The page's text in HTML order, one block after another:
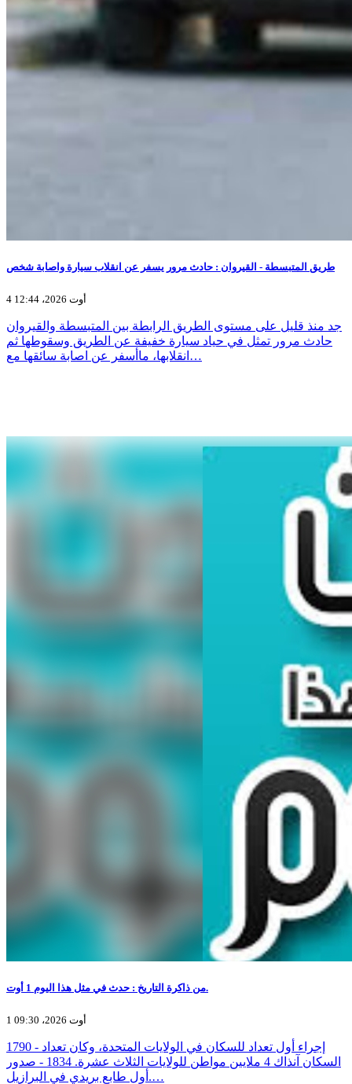
طريق المتبسطة - القيروان : حادث مرور يسفر عن انقلاب سيارة واصابة شخص
4 أوت 2026، 12:44
جد منذ قليل على مستوى الطريق الرابطة بين المتبسطة والقيروان
حادث مرور تمثل في حياد سيارة خفيفة عن الطريق وسقوطها ثم
انقلابها، ماأسفر عن اصابة سائقها مع…
من ذاكرة التاريخ : حدث في مثل هذا اليوم 1 أوت.
1 أوت 2026، 09:30
1790 - إجراء أول تعداد للسكان في الولايات المتحدة، وكان تعداد
السكان آنذاك 4 ملايين مواطن للولايات الثلاث عشرة. 1834 - صدور
أول طابع بريدي في البرازيل.…